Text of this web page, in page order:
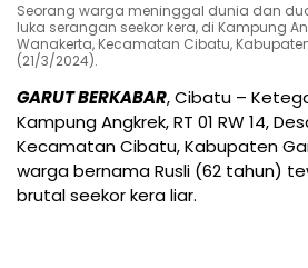
Seorang warga meninggal dunia dan
luka serangan seekor kera, di Kampung
Wanakerta, Kecamatan Cibatu,
(21/3/2024).
GARUT BERKABAR, Cibatu –
Kampung Angkrek, RT 01 RW 14,
Kecamatan Cibatu, Kabupaten
warga bernama Rusli (62 tahun)
brutal seekor kera liar.